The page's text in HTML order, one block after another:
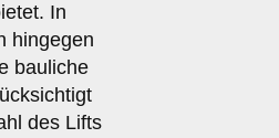
In
hingegen
bauliche
des Lifts